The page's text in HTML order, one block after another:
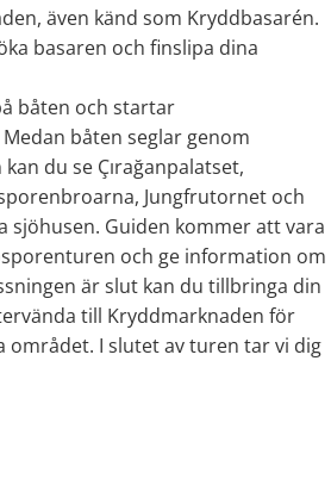
även känd som Kryddbasarén.
basaren och finslipa dina
båten och startar
båten seglar genom
du se Çırağanpalatset,
Jungfrutornet och
sjöhusen. Guiden kommer att vara
och ge information om
är slut kan du tillbringa din
till Kryddmarknaden för
området. I slutet av turen tar vi dig